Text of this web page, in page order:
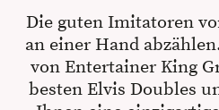
Die guten Imitatoren
an einer Hand
von Entertainer King
besten Elvis Doubles